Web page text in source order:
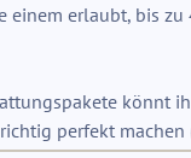
einem erlaubt, bis zu
könnt